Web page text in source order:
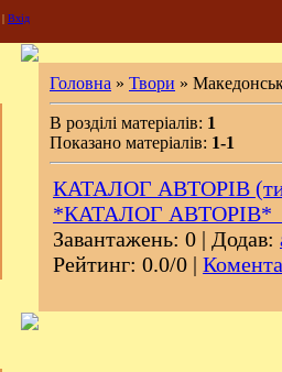
| Вхід
Головна » Твори »
В розділі матеріалів: 1
Показано матеріалів: 1-1
КАТАЛОГ АВТОРІВ
*КАТАЛОГ
Завантажень: 0 | Додав:
Рейтинг: 0.0/0 |